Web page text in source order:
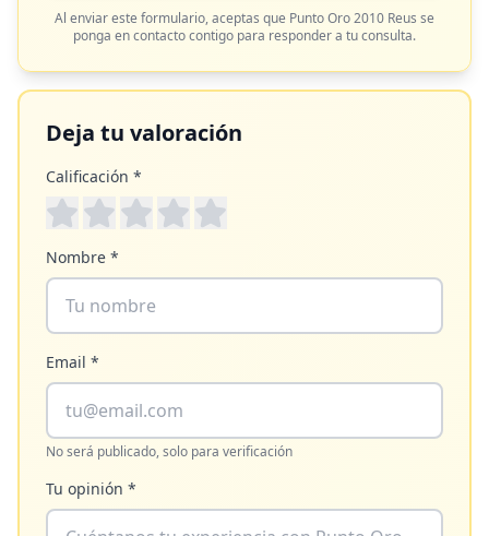
Al enviar este formulario, aceptas que Punto Oro 2010 Reus se
ponga en contacto contigo para responder a tu consulta.
Deja tu valoración
Calificación *
Nombre *
Email *
No será publicado, solo para verificación
Tu opinión *